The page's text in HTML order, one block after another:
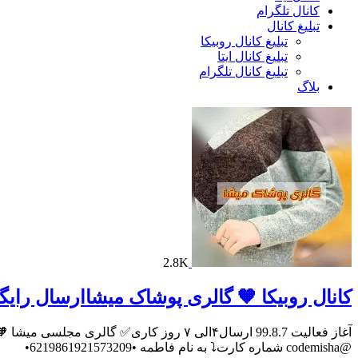
کانال تلگرام
تبلیغ کانال
تبلیغ کانال روبیکا
تبلیغ کانال ایتا
تبلیغ کانال تلگرام
بلاگ
2.8K
کانال روبیکا 🧡 گالری پوشاک میشاارسال
@codemisha شماره کارت⤵️ به نام فاطمه •6219861921573209•